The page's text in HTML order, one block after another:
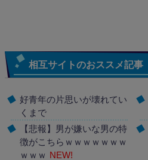
相互サイトのおススメ記事
好青年の片思いが壊れてい
くまで
【悲報】男が嫌いな男の特
徴がこちらｗｗｗｗｗｗｗ
ｗｗｗ NEW!